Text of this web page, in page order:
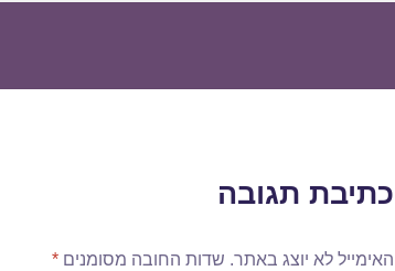
כתיבת תגובה
האימייל לא יוצג באתר. שדות החובה מסומנים*